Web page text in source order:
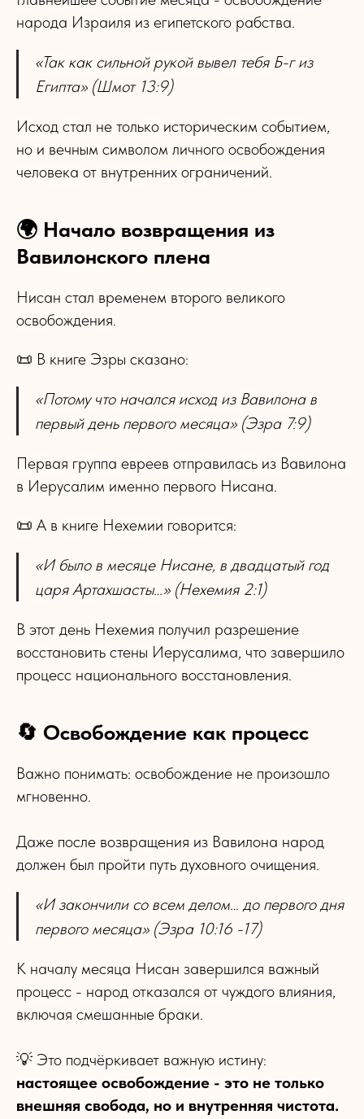
народа Израиля из египетского рабства.
«Так как сильной рукой вывел тебя Б-г из
Египта» (Шмот 13:9)
Исход стал не только историческим событием,
но и вечным символом личного освобождения
человека от внутренних ограничений.
🌍 Начало возвращения из
Вавилонского плена
Нисан стал временем второго великого
освобождения.
📜 В книге Эзры сказано:
«Потому что начался исход из Вавилона в
первый день первого месяца» (Эзра 7:9)
Первая группа евреев отправилась из Вавилона
в Иерусалим именно первого Нисана.
📜 А в книге Нехемии говорится:
«И было в месяце Нисане, в двадцатый год
царя Артахшасты…» (Нехемия 2:1)
В этот день Нехемия получил разрешение
восстановить стены Иерусалима, что завершило
процесс национального восстановления.
🔄 Освобождение как процесс
Важно понимать: освобождение не произошло
мгновенно.
Даже после возвращения из Вавилона народ
должен был пройти путь духовного очищения.
«И закончили со всем делом… до первого дня
первого месяца» (Эзра 10:16 -17)
К началу месяца Нисан завершился важный
процесс - народ отказался от чуждого влияния,
включая смешанные браки.
💡 Это подчёркивает важную истину:
настоящее освобождение - это не только
внешняя свобода, но и внутренняя чистота.